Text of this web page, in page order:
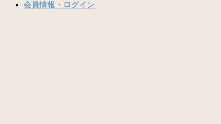
会員情報・ログイン